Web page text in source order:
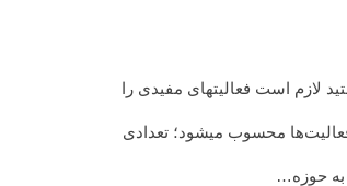
لازم است فعالیت­های مفیدی را
فعالیت‌ها محسوب­ می­شود؛ تعدادی
به حوزه…